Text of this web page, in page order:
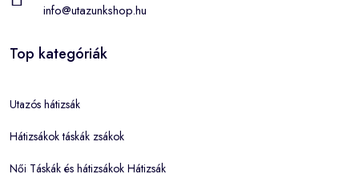
info@utazunkshop.hu
Top kategóriák
Utazós hátizsák
Hátizsákok táskák zsákok
Női Táskák és hátizsákok Hátizsák